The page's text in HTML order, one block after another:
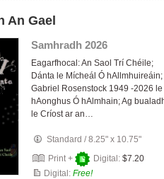
An Gael
Samhradh 2026
Eagarfhocal: An Saol Trí Chéile;
Dánta le Mícheál Ó hAllmhuireáin;
Gabriel Rosenstock 1949 -2026 le
hAonghus Ó hAlmhain; Ag
le Críost ar an…
Standard /8.25" x 10.75"
Print +
Digital: $7.20
Digital: Free!